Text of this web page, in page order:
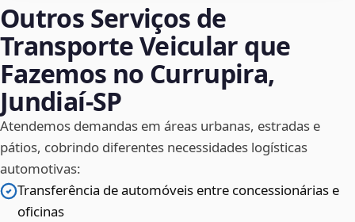
Outros Serviços de
Transporte Veicular que
Fazemos no Currupira,
Jundiaí‑SP
Atendemos demandas em áreas urbanas, estradas e
pátios, cobrindo diferentes necessidades logísticas
automotivas:
Transferência de automóveis entre concessionárias e
oficinas